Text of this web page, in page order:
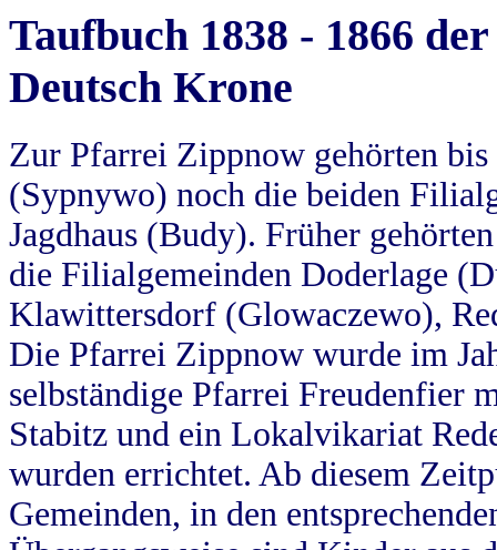
Taufbuch 1838 - 1866
Deutsch Krone
Zur Pfarrei Zippnow gehörten
(Sypnywo) noch die beiden
Jagdhaus (Budy). Früher
die Filialgemeinden Doderlage
Klawittersdorf (Glowaczewo),
Die Pfarrei Zippnow wurde im
selbständige Pfarrei Freudenfier
Stabitz und ein Lokalvikariat
wurden errichtet. Ab diesem
Gemeinden, in den